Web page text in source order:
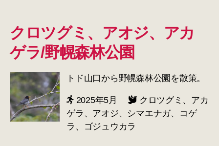
クロツグミ、アオジ、アカ
ゲラ/野幌森林公園
トド山口から野幌森林公園を散策。
2025年5月
クロツグミ、アカ
ゲラ、アオジ、シマエナガ、コゲ
ラ、ゴジュウカラ